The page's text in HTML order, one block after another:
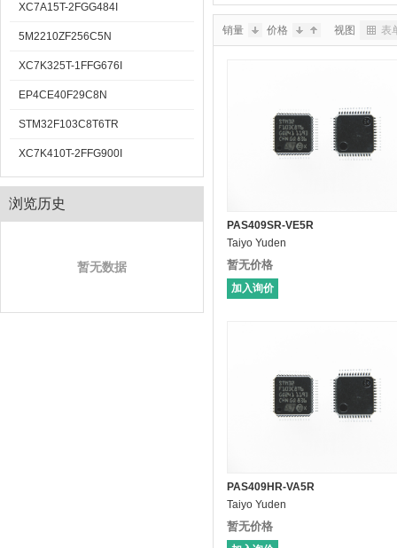
XC7A15T-2FGG484I
5M2210ZF256C5N
XC7K325T-1FFG676I
EP4CE40F29C8N
STM32F103C8T6TR
XC7K410T-2FFG900I
浏览历史
暂无数据
销量 价格 视图 表
PAS409SR-VE5R
Taiyo Yuden
暂无价格
加入询价
PAS409HR-VA5R
Taiyo Yuden
暂无价格